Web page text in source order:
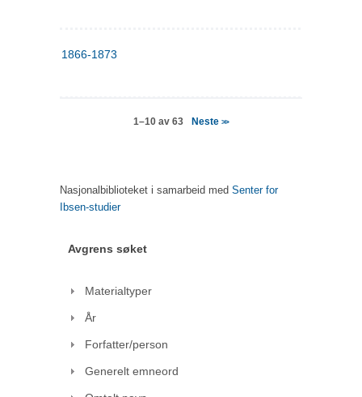
1866-1873
1–10 av 63 Neste>>
Nasjonalbiblioteket i samarbeid med Senter for
Ibsen-studier
Avgrens søket
Materialtyper
År
Forfatter/person
Generelt emneord